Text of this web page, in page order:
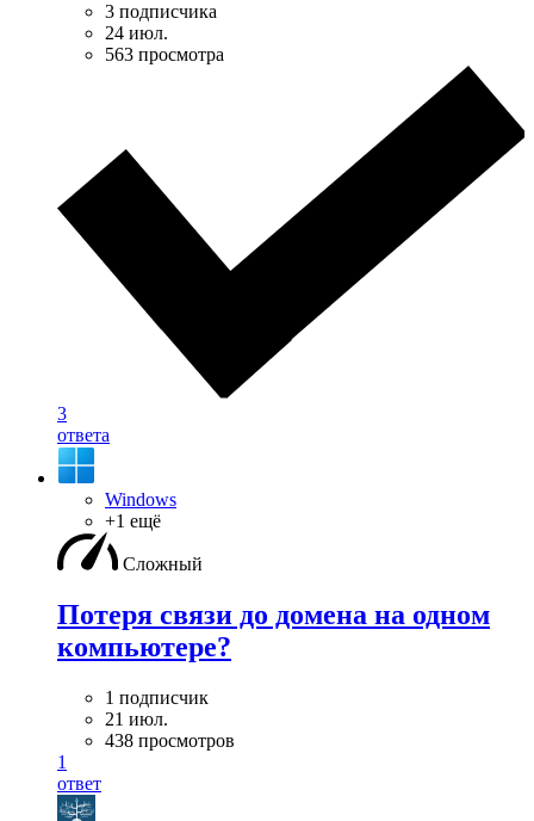
3 подписчика
24 июл.
563 просмотра
3
ответа
Windows
+1 ещё
Сложный
Потеря связи до домена на одном
компьютере?
1 подписчик
21 июл.
438 просмотров
1
ответ